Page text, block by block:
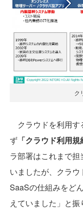
ク
クラウドを利用す
ず 「クラウド利用規
ラ部署はこれまで
いましたが、クラウ
SaaSの仕組みをど
えていました」と